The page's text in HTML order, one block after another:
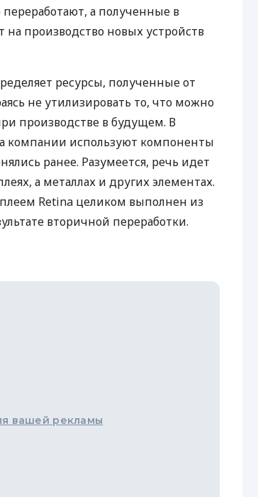
а полученные в
на производство новых устройств
ресурсы, полученные от
не утилизировать то, что можно
производстве в будущем. В
компании используют компоненты
ранее. Разумеется, речь идет
а металлах и других элементах.
Retina целиком выполнен из
вторичной переработки.
вашей рекламы